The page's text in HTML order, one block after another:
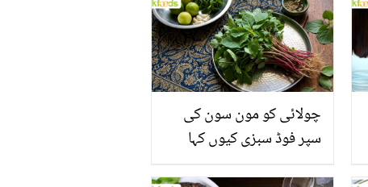
چولائی کو مون سون کی
سپر فوڈ سبزی کیوں کہا